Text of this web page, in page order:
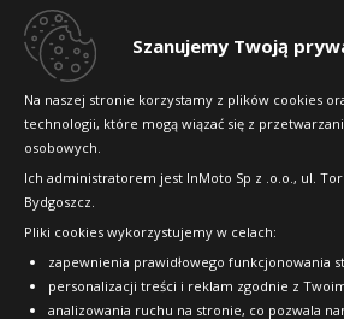
Szanujemy Twoją
Na naszej stronie korzystamy z plików cookies
technologii, które mogą wiązać się z
osobowych.
Ich administratorem jest InMoto Sp z .o.o., ul.
Bydgoszcz.
Pliki cookies wykorzystujemy w celach:
zapewnienia prawidłowego funkcjonowania
personalizacji treści i reklam zgodnie z
analizowania ruchu na stronie, co pozwala
Dlaczego warto kupić w
Raty
FAQ
OFICJALNY PARTNER